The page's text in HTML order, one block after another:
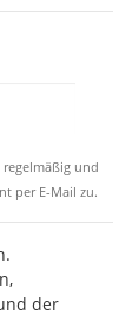
regelmäßig und
per E-Mail zu.
der